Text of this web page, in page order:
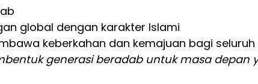
global dengan karakter Islami
keberkahan dan kemajuan bagi seluruh
generasi beradab untuk masa depan